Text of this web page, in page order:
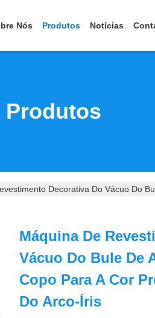
Nós Produtos Notícias
Produtos
Decorativa Do Vácuo Do
Máquina De
Vácuo Do Bule De
Copo Para A Cor
Do Arco-Íris